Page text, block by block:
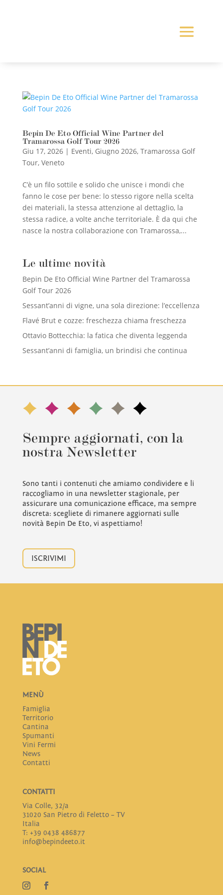
Bepin De Eto Official Wine Partner del
Tramarossa Golf Tour 2026
Giu 17, 2026| Eventi, Giugno 2026, Tramarossa Golf
Tour, Veneto
C’è un filo sottile e solido che unisce i mondi che
fanno le cose per bene: lo stesso rigore nella scelta
dei materiali, la stessa attenzione al dettaglio, la
stessa radice, a volte anche territoriale. È da qui che
nasce la nostra collaborazione con Tramarossa,...
Le ultime novità
Bepin De Eto Official Wine Partner del Tramarossa
Golf Tour 2026
Sessant’anni di vigne, una sola direzione: l’eccellenza
Flavé Brut e cozze: freschezza chiama freschezza
Ottavio Bottecchia: la fatica che diventa leggenda
Sessant’anni di famiglia, un brindisi che continua
Sempre aggiornati, con la
nostra Newsletter
Sono tanti i contenuti che amiamo condividere e li
raccogliamo in una newsletter stagionale, per
assicurare una comunicazione efficace, ma sempre
discreta: scegliete di rimanere aggiornati sulle
novità Bepin De Eto, vi aspettiamo!
ISCRIVIMI
MENÙ
Famiglia
Territorio
Cantina
Spumanti
Vini Fermi
News
Contatti
CONTATTI
Via Colle, 32/a
31020 San Pietro di Feletto – TV
Italia
T: +39 0438 486877
info@bepindeeto.it
SOCIAL